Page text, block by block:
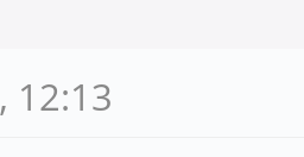
12:13